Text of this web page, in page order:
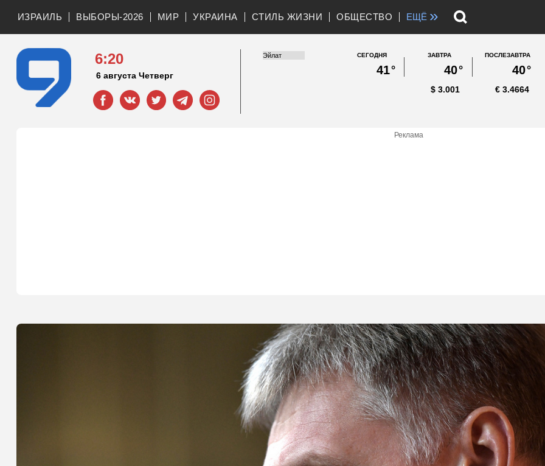
ИЗРАИЛЬ ВЫБОРЫ-2026 МИР УКРАИНА СТИЛЬ ЖИЗНИ ОБЩЕСТВО ЕЩЁ »
6:20
6 августа Четверг
СЕГОДНЯ
41°
ЗАВТРА
40°
ПОСЛЕЗАВТРА
40°
3.001
$ 3.4664
€
Реклама